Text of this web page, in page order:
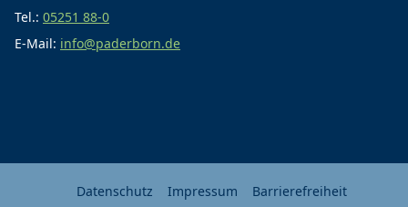
Tel.: 05251 88-0
E-Mail: info@paderborn.de
Datenschutz Impressum Barrierefreiheit